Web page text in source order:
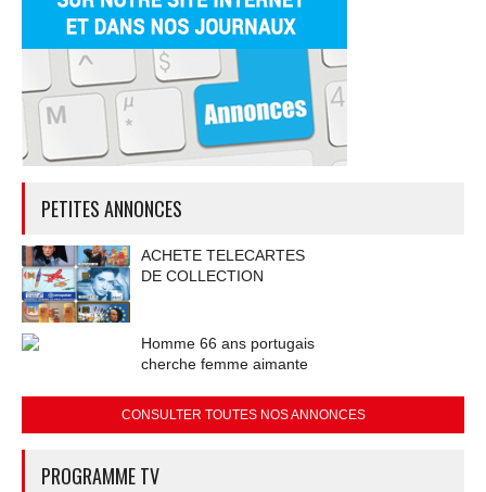
PETITES ANNONCES
ACHETE TELECARTES
DE COLLECTION
Homme 66 ans portugais
cherche femme aimante
CONSULTER TOUTES NOS ANNONCES
PROGRAMME TV